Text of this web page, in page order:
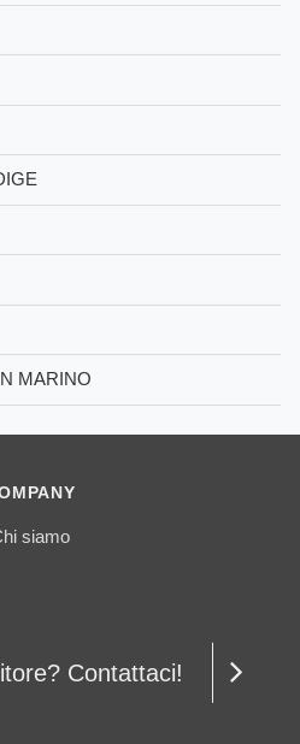
MARINO
siamo
Contattaci!